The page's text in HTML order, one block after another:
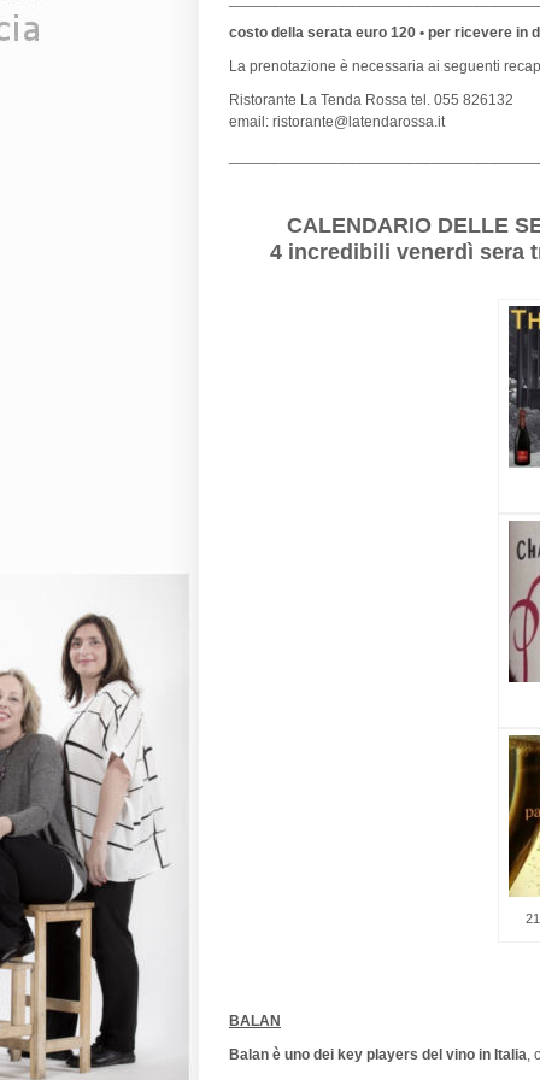
costo della serata euro 120 • per ricevere in
La prenotazione è necessaria ai seguenti
Ristorante La Tenda Rossa tel. 055 826132
email: ristorante@latendarossa.it
CALENDARIO DELLE
4 incredibili venerdì sera
BALAN
Balan è uno dei key players del vino in Italia,